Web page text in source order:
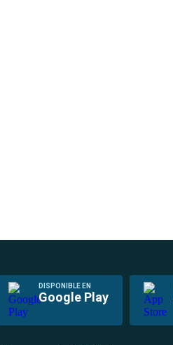
DISPONIBLE EN
Google Play